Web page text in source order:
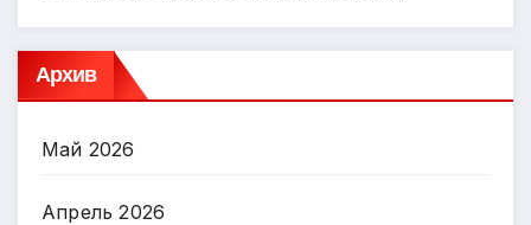
Архив
Май 2026
Апрель 2026